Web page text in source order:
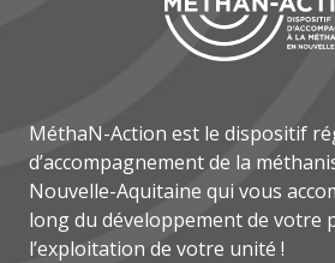
MéthaN-Action est le dispositif
d’accompagnement de la
Nouvelle-Aquitaine qui vous
long du développement de votre
l’exploitation de votre unité !